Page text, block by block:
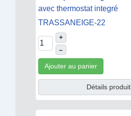
avec thermostat integré
TRASSANEIGE-22
+
–
Ajouter au panier
Détails produit